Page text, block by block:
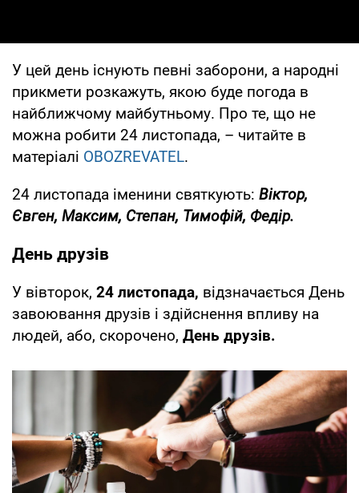
У цей день існують певні заборони, а народні
прикмети розкажуть, якою буде погода в
найближчому майбутньому. Про те, що не
можна робити 24 листопада, – читайте в
матеріалі OBOZREVATEL.
24 листопада іменини святкують: Віктор,
Євген, Максим, Степан, Тимофій, Федір.
День друзів
У вівторок, 24 листопада, відзначається День
завоювання друзів і здійснення впливу на
людей, або, скорочено, День друзів.